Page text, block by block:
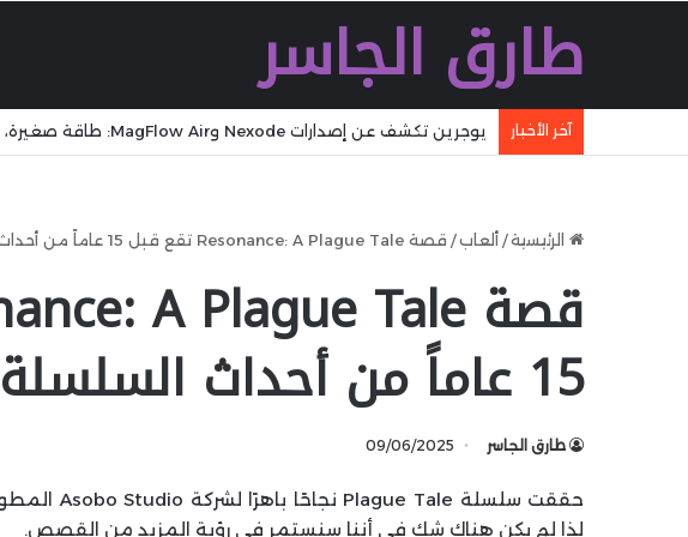
طارق الجاسر
آخر الأخبار
أمازون برايم فيديو يدعم تقنية Samsung HDR10+ Advanced لتحسين جودة الصورة
الرئيسية/ ألعاب/ قصة Resonance: A Plague Tale تقع قبل 15 عاماً من أحداث السلسلة
15 عاماً من أحداث السلسلة
طارق الجاسر 09/06/2025
لذا لم يكن هناك شك في أننا سنستمر في رؤية المزيد من القصص.